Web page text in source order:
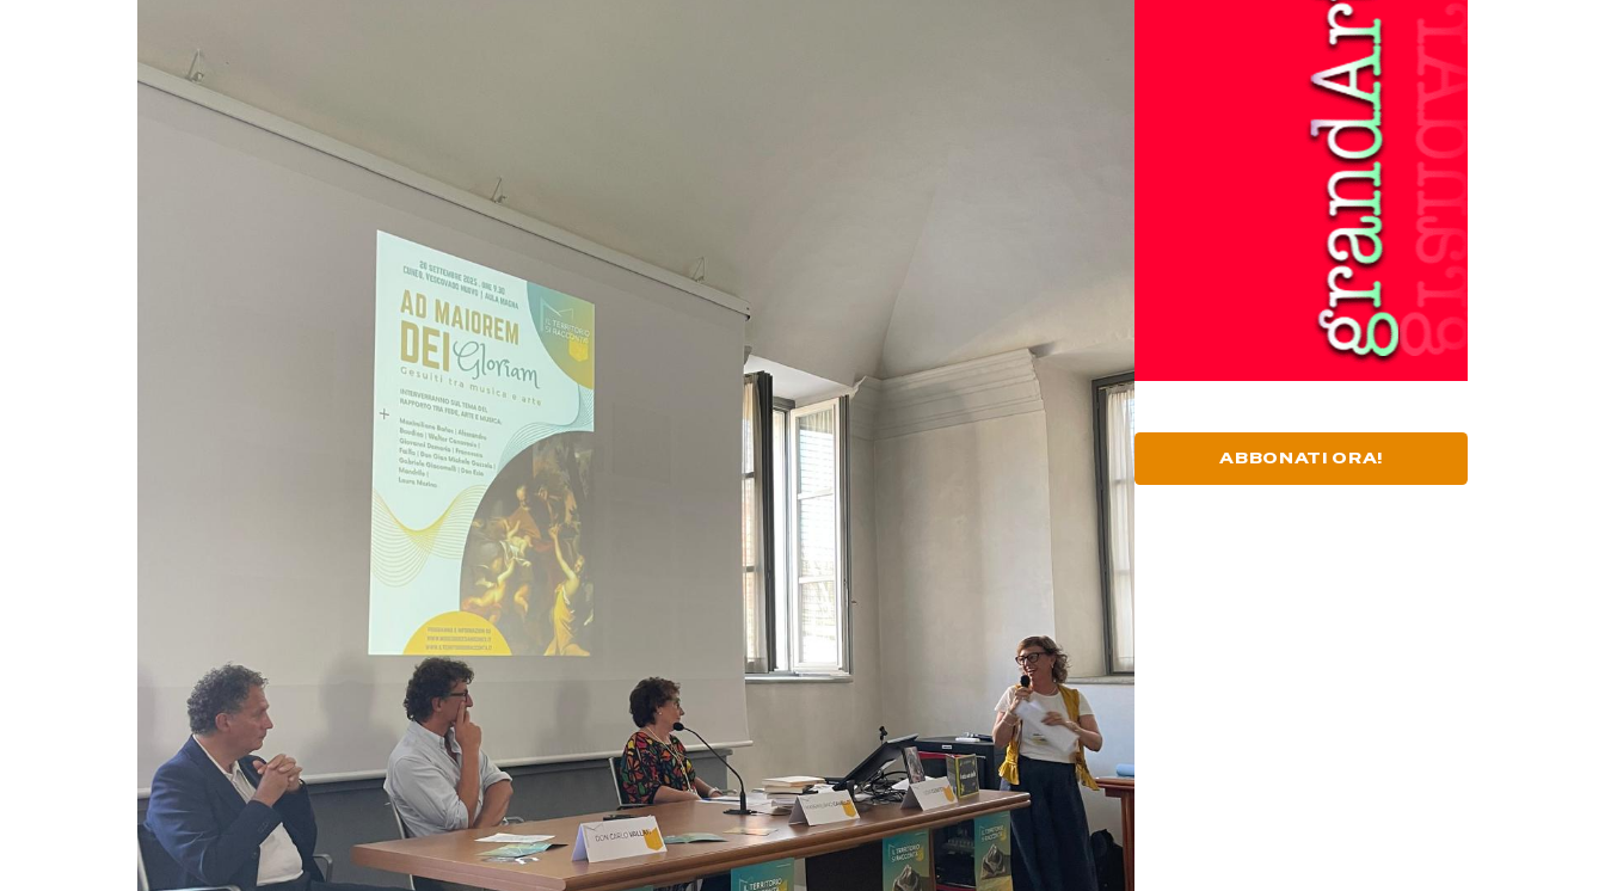
ABBONATI ORA!